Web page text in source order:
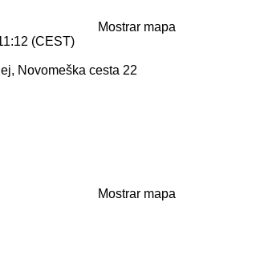
Mostrar mapa
(CEST)
Novomeška cesta 22
Mostrar mapa